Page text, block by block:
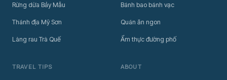
Rừng dừa Bảy Mẫu
Thánh địa Mỹ Sơn
Làng rau Trà Quế
Bánh bao bánh vạc
Quán ăn ngon
Ẩm thực đường phố
TRAVEL TIPS ABOUT